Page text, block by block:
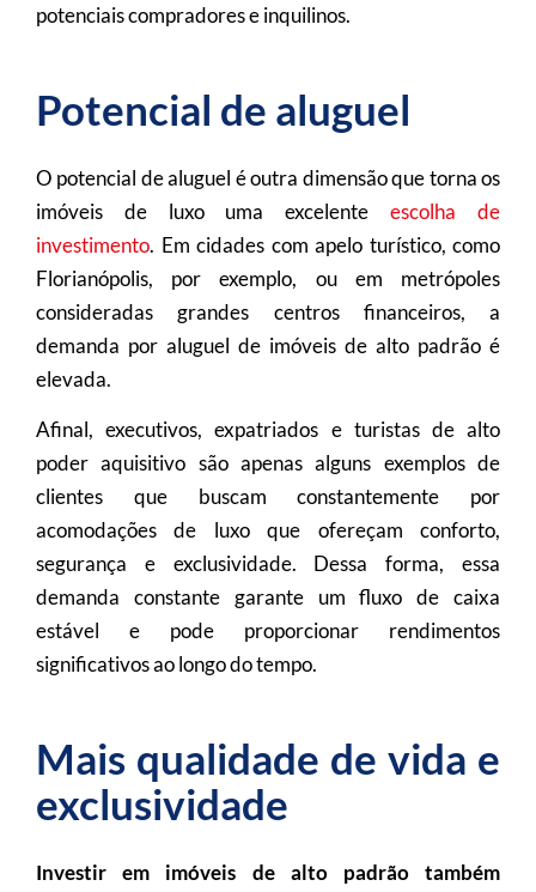
potenciais compradores e inquilinos.
Potencial de aluguel
O potencial de aluguel é outra dimensão que torna os
imóveis de luxo uma excelenteescolha de
investimento. Em cidades com apelo turístico, como
Florianópolis, por exemplo, ou em metrópoles
consideradas grandes centros financeiros, a
demanda por aluguel de imóveis de alto padrão é
elevada.
Afinal, executivos, expatriados e turistas de alto
poder aquisitivo são apenas alguns exemplos de
clientes que buscam constantemente por
acomodações de luxo que ofereçam conforto,
segurança e exclusividade. Dessa forma, essa
demanda constante garante um fluxo de caixa
estável e pode proporcionar rendimentos
significativos ao longo do tempo.
Mais qualidade de vida e
exclusividade
Investir em imóveis de alto padrão também